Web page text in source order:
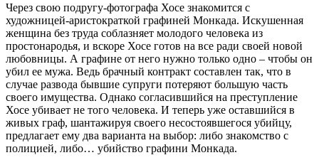
Через свою подругу-фотографа Хосе знакомится с
художницей-аристократкой графиней Монкада. Искушенная
женщина без труда соблазняет молодого человека из
простонародья, и вскоре Хосе готов на все ради своей новой
любовницы. А графине от него нужно только одно – чтобы он
убил ее мужа. Ведь брачный контракт составлен так, что в
случае развода бывшие супруги потеряют большую часть
своего имущества. Однако согласившийся на преступление
Хосе убивает не того человека. И теперь уже оставшийся в
живых граф, шантажируя своего несостоявшегося убийцу,
предлагает ему два варианта на выбор: либо знакомство с
полицией, либо… убийство графини Монкада.